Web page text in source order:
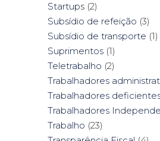
Startups (2)
Subsídio de refeição (3)
Subsídio de transporte (1)
Suprimentos (1)
Teletrabalho (2)
Trabalhadores
Trabalhadores
Trabalhadores
Trabalho (23)